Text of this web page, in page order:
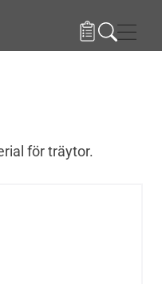
för träytor.